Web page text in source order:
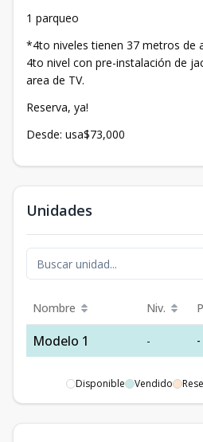
1 parqueo
*4to niveles tienen 37 metros de
4to nivel con pre-instalación de
area de TV.
Reserva, ya!
Desde: usa$73,000
Unidades
Nombre Niv.
Modelo 1 - -
Disponible Vendido